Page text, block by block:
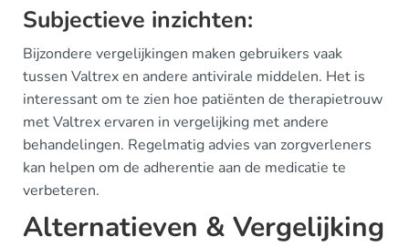
Subjectieve inzichten:
Bijzondere vergelijkingen maken gebruikers vaak
tussen Valtrex en andere antivirale middelen. Het is
interessant om te zien hoe patiënten de therapietrouw
met Valtrex ervaren in vergelijking met andere
behandelingen. Regelmatig advies van zorgverleners
kan helpen om de adherentie aan de medicatie te
verbeteren.
Alternatieven & Vergelijking